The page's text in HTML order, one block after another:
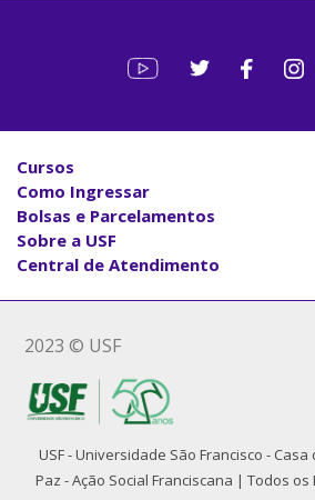
Cursos
Como Ingressar
Bolsas e Parcelamentos
Sobre a USF
Central de Atendimento
2023 © USF
USF - Universidade São Francisco -
Paz - Ação Social Franciscana | Todos